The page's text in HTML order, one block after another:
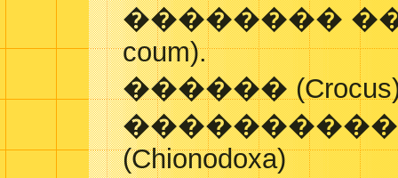
��������
coum).
������
(Chionodoxa)